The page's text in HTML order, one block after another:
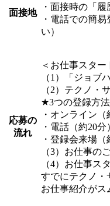
面接地
・面接時の「履
・電話での簡
い）
応募の
流れ
＜お仕事スター
（1）「ジョブ
（2）テクノ・
★3つの登録方
・オンライン
・電話（約20
・登録会来場
（3）お仕事の
（4）お仕事ス
すでにテクノ・
お仕事紹介がス